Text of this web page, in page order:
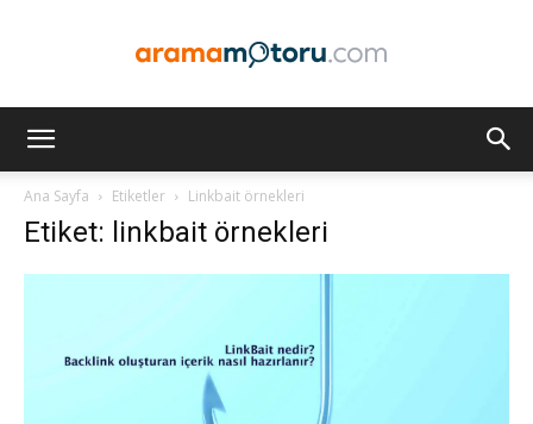
Optimizasyonu
Ana Sayfa Etiketler Linkbait örnekleri
Etiket: linkbait örnekleri